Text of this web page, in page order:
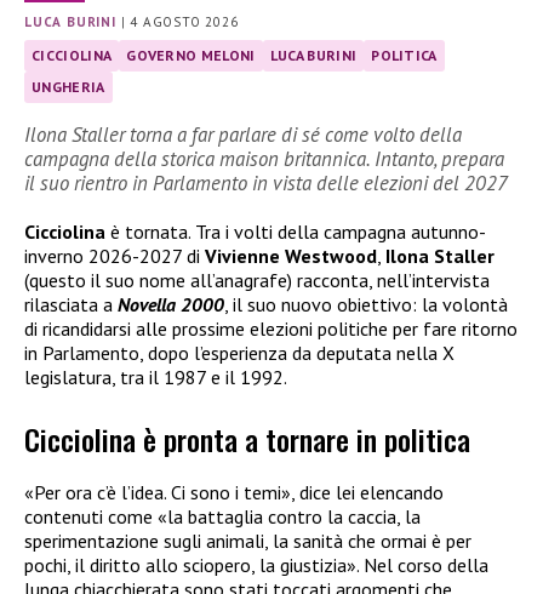
LUCA BURINI |4 AGOSTO 2026
CICCIOLINA GOVERNO MELONI LUCA BURINI
POLITICA
UNGHERIA
Ilona Staller torna a far parlare di sé come volto della
campagna della storica maison britannica. Intanto, prepara
il suo rientro in Parlamento in vista delle elezioni del 2027
Cicciolina è tornata. Tra i volti della campagna autunno-
inverno 2026-2027 di Vivienne Westwood, Ilona Staller
(questo il suo nome all’anagrafe) racconta, nell’intervista
rilasciata a Novella 2000, il suo nuovo obiettivo: la volontà
di ricandidarsi alle prossime elezioni politiche per fare ritorno
in Parlamento, dopo l’esperienza da deputata nella X
legislatura, tra il 1987 e il 1992.
Cicciolina è pronta a tornare in politica
«Per ora c’è l’idea. Ci sono i temi», dice lei elencando
contenuti come «la battaglia contro la caccia, la
sperimentazione sugli animali, la sanità che ormai è per
pochi, il diritto allo sciopero, la giustizia». Nel corso della
lunga chiacchierata sono stati toccati argomenti che